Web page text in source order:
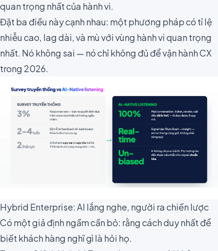
quan trọng nhất của hành vi.
Đặt ba điều này cạnh nhau: một phương pháp có tỉ lệ
nhiễu cao, lag dài, và mù với vùng hành vi quan trọng
nhất. Nó không sai — nó chỉ không đủ để vận hành CX
trong 2026.
Hybrid Enterprise: AI lắng nghe, người ra chiến lược
Có một giả định ngầm cần bỏ: rằng cách duy nhất để
biết khách hàng nghĩ gì là hỏi họ.